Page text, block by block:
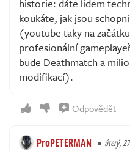
historie: dáte lidem
koukáte, jak jsou
(youtube taky na
profesionální
bude Deathmatch a
modifikací).
Odpovědět
ProPETERMAN úterý,